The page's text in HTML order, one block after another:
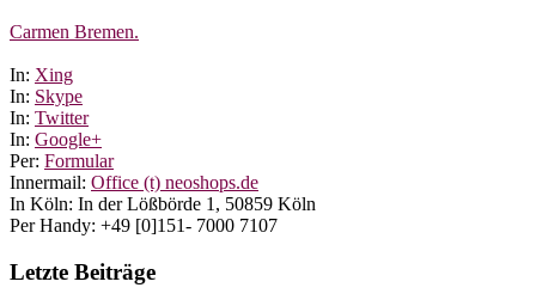
Carmen Bremen.
In: Xing
In: Skype
In: Twitter
In: Google+
Per: Formular
Innermail: Office (t) neoshops.de
In Köln: In der Lößbörde 1, 50859 Köln
Per Handy: +49 [0]151- 7000 7107
Letzte Beiträge